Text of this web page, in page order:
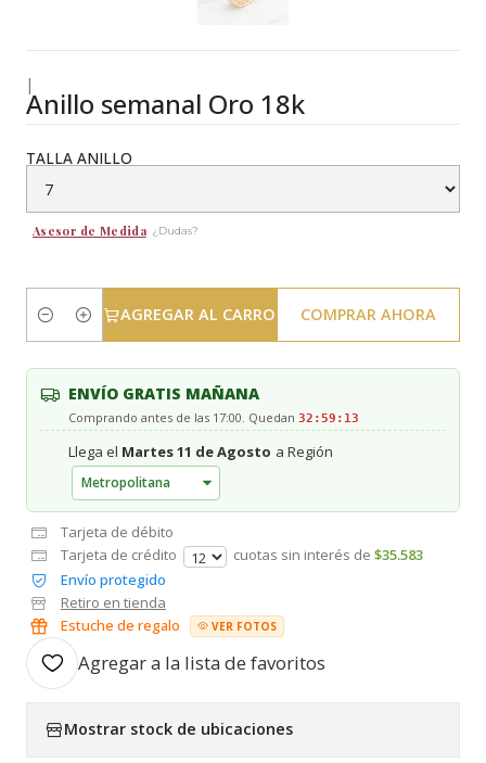
|
Anillo semanal Oro 18k
TALLA ANILLO
Asesor de Medida ¿Dudas?
Cantidad
AGREGAR AL CARRO COMPRAR AHORA
ENVÍO GRATIS MAÑANA
Comprando antes de las 17:00. Quedan 32:59:13
Llega el Martes 11 de Agosto a Región
Tarjeta de débito
Tarjeta de crédito
cuotas sin interés de $35.583
Envío protegido
Retiro en tienda
Estuche de regalo
VER FOTOS
Agregar a la lista de favoritos
Mostrar stock de ubicaciones